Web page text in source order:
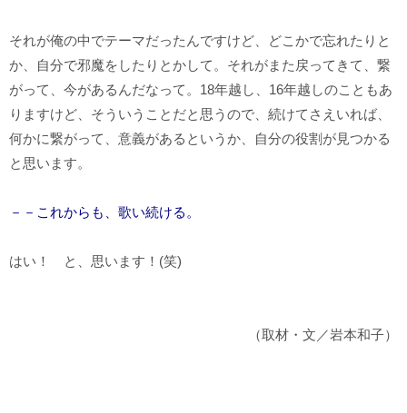
それが俺の中でテーマだったんですけど、どこかで忘れたりと
か、自分で邪魔をしたりとかして。それがまた戻ってきて、繋
がって、今があるんだなって。18年越し、16年越しのこともあ
りますけど、そういうことだと思うので、続けてさえいれば、
何かに繋がって、意義があるというか、自分の役割が見つかる
と思います。
－－これからも、歌い続ける。
はい！ と、思います！(笑)
（取材・文／岩本和子）